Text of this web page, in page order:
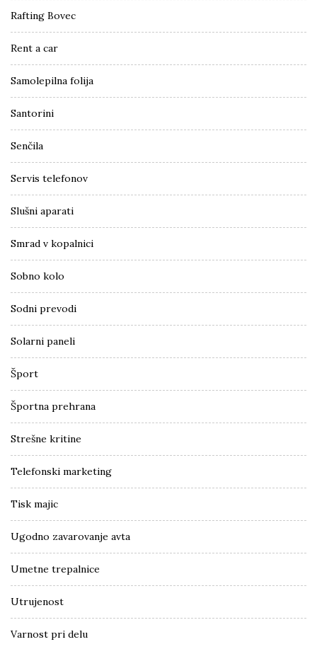
Rafting Bovec
Rent a car
Samolepilna folija
Santorini
Senčila
Servis telefonov
Slušni aparati
Smrad v kopalnici
Sobno kolo
Sodni prevodi
Solarni paneli
Šport
Športna prehrana
Strešne kritine
Telefonski marketing
Tisk majic
Ugodno zavarovanje avta
Umetne trepalnice
Utrujenost
Varnost pri delu